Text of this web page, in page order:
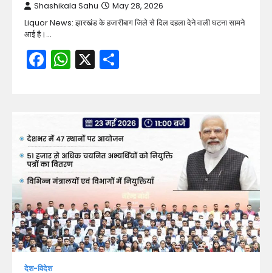
Shashikala Sahu May 28, 2026
Liquor News: झारखंड के हजारीबाग जिले से दिल दहला देने वाली घटना सामने
आई है।…
Facebook
WhatsApp
X
देश-विदेश